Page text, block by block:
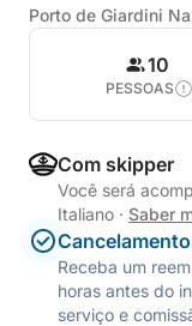
Porto de Giardini
10
PESSOAS
Com skipper
Você será
Italiano · Saber
Receba um
horas antes do
serviço e